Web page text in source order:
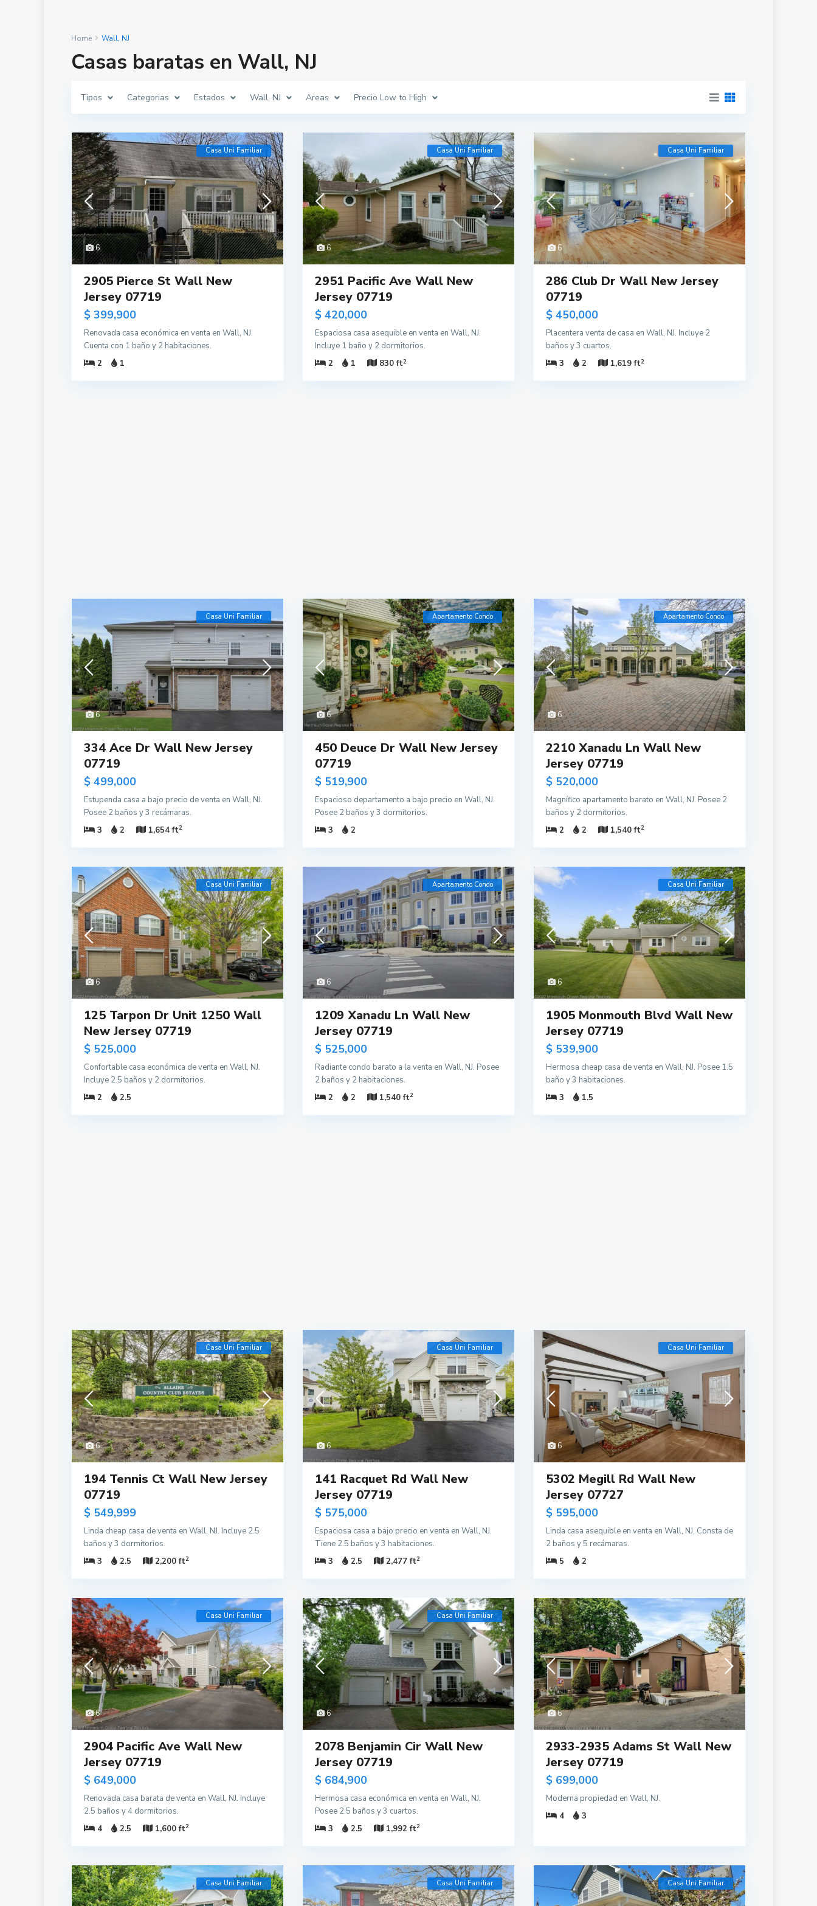
Home Wall, NJ
Casas baratas en Wall, NJ
Tipos Categorias Estados Wall, NJ Areas Precio Low to High
6
Casa Uni Familiar
2905 Pierce St Wall New
Jersey 07719
$ 399,900
Renovada casa económica en venta en Wall, NJ.
Cuenta con 1 baño y 2 habitaciones.
2
1
6
Casa Uni Familiar
2951 Pacific Ave Wall New
Jersey 07719
$ 420,000
Espaciosa casa asequible en venta en Wall, NJ.
Incluye 1 baño y 2 dormitorios.
2
1 830 ft2
6
Casa Uni Familiar
286 Club Dr Wall New Jersey
07719
$ 450,000
Placentera venta de casa en Wall, NJ. Incluye 2
baños y 3 cuartos.
3
2 1,619 ft2
6
Casa Uni Familiar
334 Ace Dr Wall New Jersey
07719
$ 499,000
Estupenda casa a bajo precio de venta en Wall, NJ.
Posee 2 baños y 3 recámaras.
3
2 1,654 ft2
6
Apartamento Condo
450 Deuce Dr Wall New Jersey
07719
$ 519,900
Espacioso departamento a bajo precio en Wall, NJ.
Posee 2 baños y 3 dormitorios.
3
2
6
Apartamento Condo
2210 Xanadu Ln Wall New
Jersey 07719
$ 520,000
Magnífico apartamento barato en Wall, NJ. Posee 2
baños y 2 dormitorios.
2
2 1,540 ft2
6
Casa Uni Familiar
125 Tarpon Dr Unit 1250 Wall
New Jersey 07719
$ 525,000
Confortable casa económica de venta en Wall, NJ.
Incluye 2.5 baños y 2 dormitorios.
2
2.5
6
Apartamento Condo
1209 Xanadu Ln Wall New
Jersey 07719
$ 525,000
Radiante condo barato a la venta en Wall, NJ. Posee
2 baños y 2 habitaciones.
2
2 1,540 ft2
6
Casa Uni Familiar
1905 Monmouth Blvd Wall New
Jersey 07719
$ 539,900
Hermosa cheap casa de venta en Wall, NJ. Posee 1.5
baño y 3 habitaciones.
3
1.5
6
Casa Uni Familiar
194 Tennis Ct Wall New Jersey
07719
$ 549,999
Linda cheap casa de venta en Wall, NJ. Incluye 2.5
baños y 3 dormitorios.
3
2.5 2,200 ft2
6
Casa Uni Familiar
141 Racquet Rd Wall New
Jersey 07719
$ 575,000
Espaciosa casa a bajo precio en venta en Wall, NJ.
Tiene 2.5 baños y 3 habitaciones.
3
2.5 2,477 ft2
6
Casa Uni Familiar
5302 Megill Rd Wall New
Jersey 07727
$ 595,000
Linda casa asequible en venta en Wall, NJ. Consta de
2 baños y 5 recámaras.
5
2
6
Casa Uni Familiar
2904 Pacific Ave Wall New
Jersey 07719
$ 649,000
Renovada casa barata de venta en Wall, NJ. Incluye
2.5 baños y 4 dormitorios.
4
2.5 1,600 ft2
6
Casa Uni Familiar
2078 Benjamin Cir Wall New
Jersey 07719
$ 684,900
Hermosa casa económica en venta en Wall, NJ.
Posee 2.5 baños y 3 cuartos.
3
2.5 1,992 ft2
6
2933-2935 Adams St Wall New
Jersey 07719
$ 699,000
Moderna propiedad en Wall, NJ.
4
3
Casa Uni Familiar Casa Uni Familiar Casa Uni Familiar